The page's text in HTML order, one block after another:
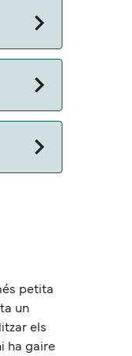
petita
un
els
ha gaire